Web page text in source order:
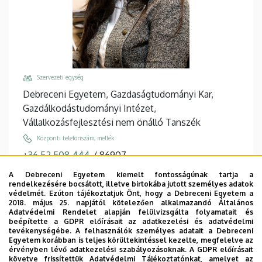
Szervezeti egység
Debreceni Egyetem, Gazdaságtudományi Kar,
Gazdálkodástudományi Intézet,
Vállalkozásfejlesztési nem önálló Tanszék
Központi telefonszám, mellék
+36 52 508 444 / 86907
vida.viktoria@econ.unideb.hu
Cím
4032 Debrecen Böszörményi út 138
Épület, emelet, ajtó
"Q" épület GTK Táj- és Vidékfejlesztési Központ, 1.
A Debreceni Egyetem kiemelt fontosságúnak tartja a
rendelkezésére bocsátott, illetve birtokába jutott személyes adatok
védelmét. Ezúton tájékoztatjuk Önt, hogy a Debreceni Egyetem a
2018. május 25. napjától kötelezően alkalmazandó Általános
Adatvédelmi Rendelet alapján felülvizsgálta folyamatait és
beépítette a GDPR előírásait az adatkezelési és adatvédelmi
tevékenységébe. A felhasználók személyes adatait a Debreceni
Egyetem korábban is teljes körültekintéssel kezelte, megfelelve az
érvényben lévő adatkezelési szabályozásoknak. A GDPR előírásait
követve frissítettük Adatvédelmi Tájékoztatónkat, amelyet az